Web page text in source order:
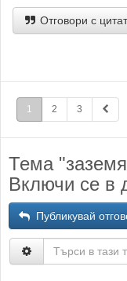
Отговори с цитат
1 2 3
Тема
Включи се в
Публикувай